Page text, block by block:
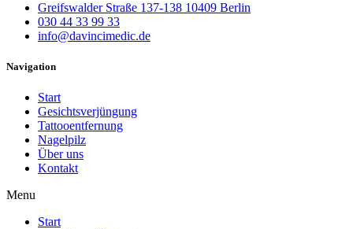
Greifswalder Straße 137-138 10409 Berlin
030 44 33 99 33
info@davincimedic.de
Navigation
Start
Gesichtsverjüngung
Tattooentfernung
Nagelpilz
Über uns
Kontakt
Menu
Start